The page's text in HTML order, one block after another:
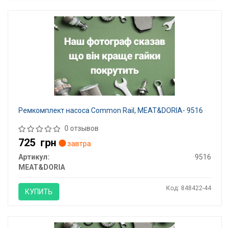
Ремкомплект насоса Common Rail, MEAT&DORIA- 9516
0 отзывов
725 грн
завтра
Артикул:
9516
MEAT&DORIA
КУПИТЬ Код: 848422-44